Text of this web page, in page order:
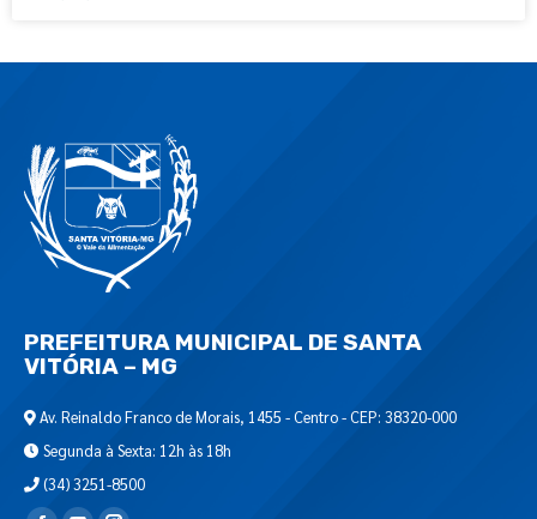
PREFEITURA MUNICIPAL DE SANTA
VITÓRIA – MG
Av. Reinaldo Franco de Morais, 1455 - Centro - CEP: 38320-000
Segunda à Sexta: 12h às 18h
(34) 3251-8500